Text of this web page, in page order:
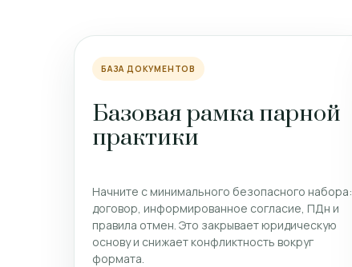
БАЗА ДОКУМЕНТОВ
Базовая рамка парной
практики
Начните с минимального безопасного набора:
договор, информированное согласие, ПДн и
правила отмен. Это закрывает юридическую
основу и снижает конфликтность вокруг
формата.